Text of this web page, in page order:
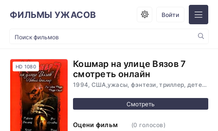
ФИЛЬМЫ УЖАСОВ Войти
Кошмар на улице Вязов 7
смотреть онлайн
1994, США,ужасы, фэнтези, триллер, детектив
HD 1080
Оцени фильм
(0 голосов)